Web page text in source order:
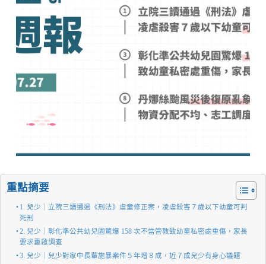
重點摘要
1. 兒少｜立院三讀通過《刑法》虐童修正案，凌虐殺害７歲以下幼童可判
死刑
2. 兒少｜彰化準公共幼兒園驚爆 158 次不當管教致幼童私密處重傷，家長
要求重啟調查
3. 兒少｜兒少對家中長輩施暴案件５年增８成，近７成兒少有身心議題